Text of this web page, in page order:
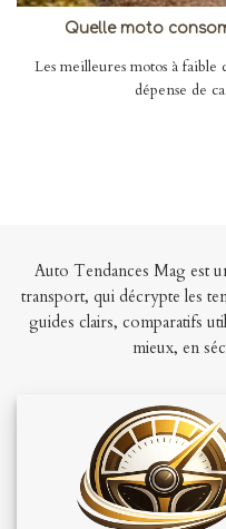
Quelle moto
Les meilleures motos à
dépense de
Auto Tendances Mag est
transport, qui décrypte les
guides clairs, comparatifs
mieux, en